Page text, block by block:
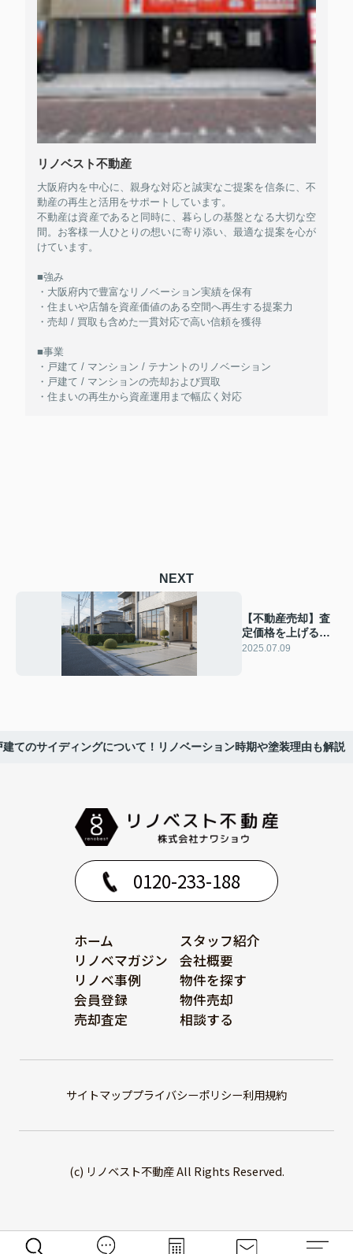
リノベスト不動産
大阪府内を中心に、親身な対応と誠実なご提案を信条に、不
動産の再生と活用をサポートしています。
不動産は資産であると同時に、暮らしの基盤となる大切な空
間。お客様一人ひとりの想いに寄り添い、最適な提案を心が
けています。
■強み
・大阪府内で豊富なリノベーション実績を保有
・住まいや店舗を資産価値のある空間へ再生する提案力
・売却 / 買取も含めた一貫対応で高い信頼を獲得
■事業
・戸建て / マンション / テナントのリノベーション
・戸建て / マンションの売却および買取
・住まいの再生から資産運用まで幅広く対応
NEXT
【不動産売却】査
定価格を上げる方
法は？ポイントや
2025.07.09
建てのサイディングについて！リノベーション時期や塗装理由も解説
0120-233-188
ホーム
スタッフ紹介
リノベマガジン
会社概要
リノベ事例
物件を探す
会員登録
物件売却
売却査定
相談する
サイトマッププライバシーポリシー利用規約
(c) リノベスト不動産 All Rights Reserved.